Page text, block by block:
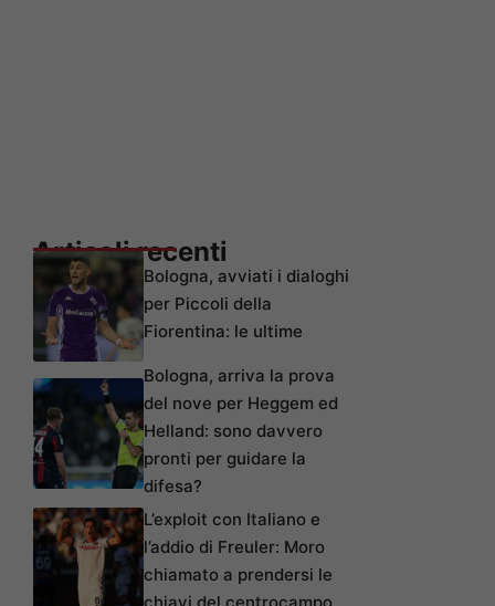
Articoli recenti
Bologna, avviati i dialoghi
per Piccoli della
Fiorentina: le ultime
Bologna, arriva la prova
del nove per Heggem ed
Helland: sono davvero
pronti per guidare la
difesa?
L’exploit con Italiano e
l’addio di Freuler: Moro
chiamato a prendersi le